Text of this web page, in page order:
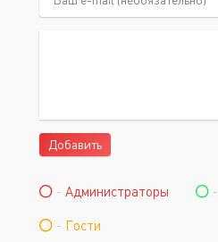
Добавить
- Администраторы -
- Гости